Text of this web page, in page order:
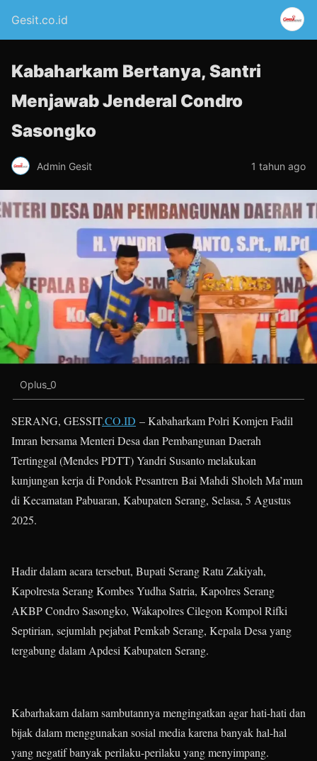
Gesit.co.id
Kabaharkam Bertanya, Santri
Menjawab Jenderal Condro
Sasongko
Admin Gesit 1 tahun ago
Oplus_0
SERANG, GESSIT.CO.ID – Kabaharkam Polri Komjen Fadil
Imran bersama Menteri Desa dan Pembangunan Daerah
Tertinggal (Mendes PDTT) Yandri Susanto melakukan
kunjungan kerja di Pondok Pesantren Bai Mahdi Sholeh Ma’mun
di Kecamatan Pabuaran, Kabupaten Serang, Selasa, 5 Agustus
2025.
Hadir dalam acara tersebut, Bupati Serang Ratu Zakiyah,
Kapolresta Serang Kombes Yudha Satria, Kapolres Serang
AKBP Condro Sasongko, Wakapolres Cilegon Kompol Rifki
Septirian, sejumlah pejabat Pemkab Serang, Kepala Desa yang
tergabung dalam Apdesi Kabupaten Serang.
Kabarhakam dalam sambutannya mengingatkan agar hati-hati dan
bijak dalam menggunakan sosial media karena banyak hal-hal
yang negatif banyak perilaku-perilaku yang menyimpang.